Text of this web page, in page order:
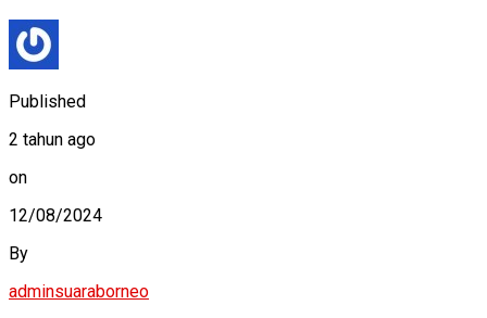
Published
2 tahun ago
on
12/08/2024
By
adminsuaraborneo